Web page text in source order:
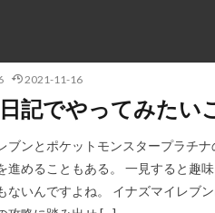
2021-11-16
記でやってみたい
ブンとポケットモンスタープラチ
進めることもある。 一見すると趣
ないんですよね。 イナズマイレブ